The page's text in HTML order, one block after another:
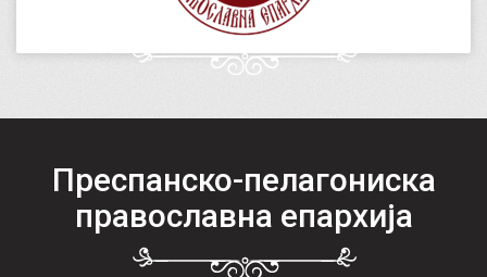
Преспанско-пелагониска
православна епархија